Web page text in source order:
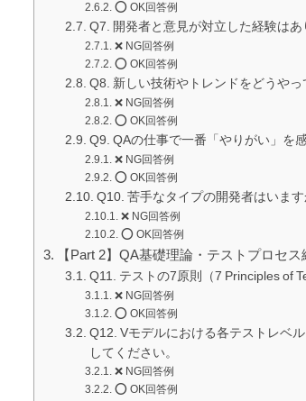
⭕️ OK回答例
Q7. 開発者と意見が対立した経験はあ
❌ NG回答例
⭕️ OK回答例
Q8. 新しい技術やトレンドをどうや
❌ NG回答例
⭕️ OK回答例
Q9. QAの仕事で一番「やりがい」を
❌ NG回答例
⭕️ OK回答例
Q10. 苦手なタイプの開発者はいま
❌ NG回答例
⭕️ OK回答例
【Part 2】QA基礎理論・テストプロセス
Q11. テストの7原則（7 Principles of
❌ NG回答例
⭕️ OK回答例
Q12. Vモデルにおける各テストレベ
してください。
❌ NG回答例
⭕️ OK回答例